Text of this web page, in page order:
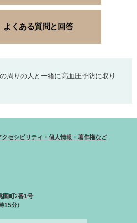
よくある質問と回答
周りの人と一緒に高血圧予防に取り
クセシビリティ・個人情報・著作権など
園町2番1号
15分）